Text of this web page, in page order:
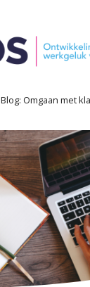
Blog: Omgaan met